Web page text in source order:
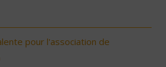
pour l'association de